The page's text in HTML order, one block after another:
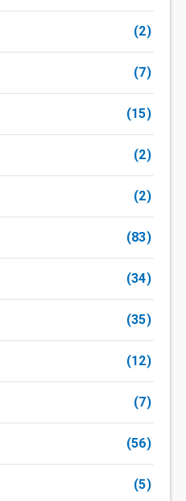
(2)
(7)
(15)
(2)
(2)
(83)
(34)
(35)
(12)
(7)
(56)
(5)